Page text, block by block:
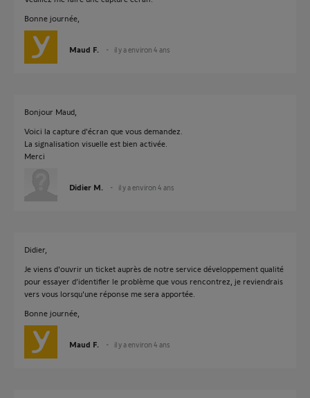
Bonne journée,
Maud F. il y a environ 4 ans
Bonjour Maud,
Voici la capture d'écran que vous demandez.
La signalisation visuelle est bien activée.
Merci
Didier M. il y a environ 4 ans
Didier,
Je viens d'ouvrir un ticket auprès de notre service développement qualité
pour essayer d’identifier le problème que vous rencontrez, je reviendrais
vers vous lorsqu'une réponse me sera apportée.
Bonne journée,
Maud F. il y a environ 4 ans